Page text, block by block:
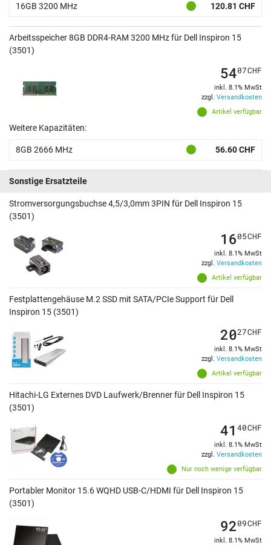
16GB 3200 MHz 120.81 CHF
Arbeitsspeicher 8GB DDR4-RAM 3200 MHz für Dell Inspiron 15
(3501)
Artikel verfügbar
5407CHF
inkl. 8.1% MwSt
zzgl. Versandkosten
Weitere Kapazitäten:
8GB 2666 MHz 56.60 CHF
Sonstige Ersatzteile
Stromversorgungsbuchse 4,5/3,0mm 3PIN für Dell Inspiron 15
(3501)
Artikel verfügbar
1605CHF
inkl. 8.1% MwSt
zzgl. Versandkosten
Festplattengehäuse M.2 SSD mit SATA/PCIe Support für Dell
Inspiron 15 (3501)
Artikel verfügbar
2027CHF
inkl. 8.1% MwSt
zzgl. Versandkosten
Hitachi-LG Externes DVD Laufwerk/Brenner für Dell Inspiron 15
(3501)
Nur noch wenige verfügbar
41 40CHF
inkl. 8.1% MwSt
zzgl. Versandkosten
Portabler Monitor 15.6 WQHD USB-C/HDMI für Dell Inspiron 15
(3501)
9209CHF
inkl. 8.1% MwSt